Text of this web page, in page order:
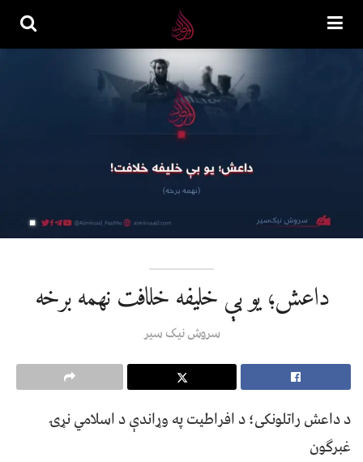
داعش؛ یو بې خلیفه خلافت نهمه برخه
سروش نیک سیر
د داعش راتلونکی؛ د افراطیت په وړاندې د اسلامي نړۍ
غبرګون